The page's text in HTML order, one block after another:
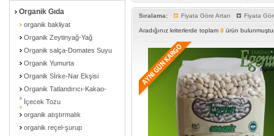
Organik Gıda
organik bakliyat
Organik Zeytinyağ-Yağ
Organik salça-Domates Suyu
Organik Yumurta
Organik Sİrke-Nar Ekşisi
Organik Tatlandırıcı-Kakao-
İçecek Tozu
organik atıştırmalık
organik reçel-şurup
Sıralama: Fiyata Göre Artan Fiyata
Aradığınız kriterlerde toplam 8 ürün